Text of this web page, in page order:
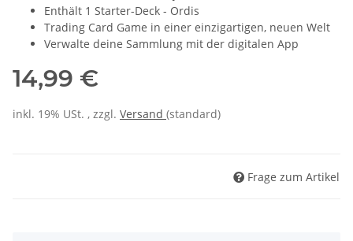
Enthält 1 Starter-Deck - Ordis
Trading Card Game in einer einzigartigen, neuen Welt
Verwalte deine Sammlung mit der digitalen App
14,99 €
inkl. 19% USt. , zzgl. Versand (standard)
Frage zum Artikel